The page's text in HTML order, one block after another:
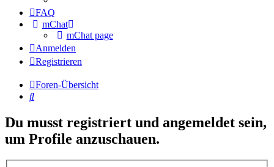
FAQ
mChat
mChat page
Anmelden
Registrieren
Foren-Übersicht
Suche
Du musst registriert und angemeldet sein,
um Profile anzuschauen.